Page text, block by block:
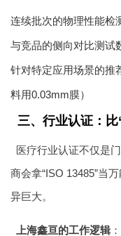
连续批次的物理性能检
与竞品的侧向对比测试
针对特定应用场景的推
料用0.03mm膜）
三、行业认证：
医疗行业认证不仅是
商会拿“ISO 13485”当
异巨大。
上海鑫亘的工作逻辑：